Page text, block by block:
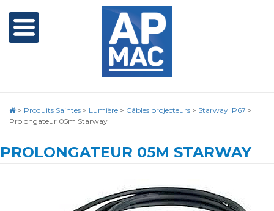
> Produits Saintes > Lumière > Câbles projecteurs > Starway IP67 >
Prolongateur 05m Starway
PROLONGATEUR 05M STARWAY